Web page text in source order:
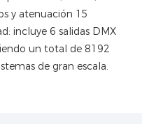
incluye 6 salidas DMX
un total de 8192
de gran escala.